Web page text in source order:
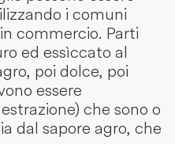
i comuni
commercio. Parti
ed essìccato al
poi dolce, poi
essere
che sono o
dal sapore agro, che